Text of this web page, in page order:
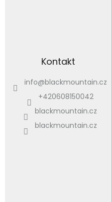
Kontakt
info@blackmountain.cz
+420608150042
blackmountain.cz
blackmountain.cz